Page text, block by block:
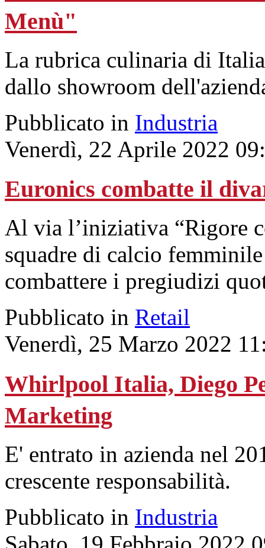
Menù"
La rubrica culinaria di
dallo showroom
Pubblicato in Industria
Venerdì, 22 Aprile 2022
Euronics combatte il
Al via l’iniziativa “Rigore
squadre di calcio
combattere i pregiudizi
Pubblicato in Retail
Venerdì, 25 Marzo 2022
Whirlpool Italia, Diego
Marketing
E' entrato in azienda nel
crescente responsabilità.
Pubblicato in Industria